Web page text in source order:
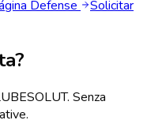
Defense
Solicitar
Senza